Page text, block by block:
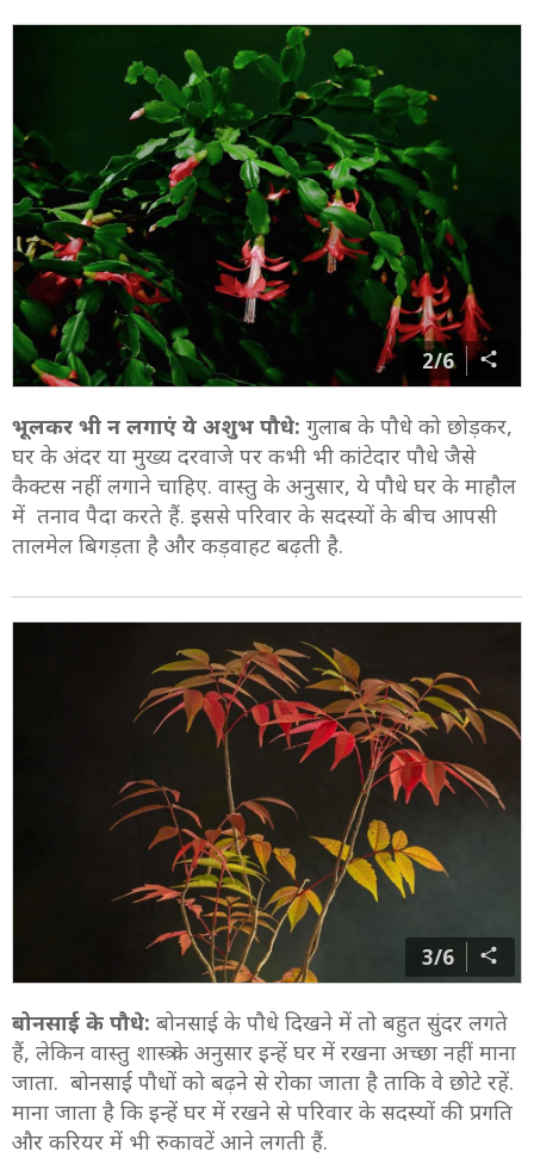
2/6
भूलकर भी न लगाएं ये अशुभ पौधे: गुलाब के पौधे को छोड़कर,
घर के अंदर या मुख्य दरवाजे पर कभी भी कांटेदार पौधे जैसे
कैक्टस नहीं लगाने चाहिए. वास्तु के अनुसार, ये पौधे घर के माहौल
में तनाव पैदा करते हैं. इससे परिवार के सदस्यों के बीच आपसी
तालमेल बिगड़ता है और कड़वाहट बढ़ती है.
3/6
बोनसाई के पौधे: बोनसाई के पौधे दिखने में तो बहुत सुंदर लगते
हैं, लेकिन वास्तु शास्त्र के अनुसार इन्हें घर में रखना अच्छा नहीं माना
जाता. बोनसाई पौधों को बढ़ने से रोका जाता है ताकि वे छोटे रहें.
माना जाता है कि इन्हें घर में रखने से परिवार के सदस्यों की प्रगति
और करियर में भी रुकावटें आने लगती हैं.